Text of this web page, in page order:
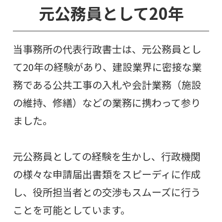
元公務員として20年
当事務所の代表行政書士は、元公務員とし
て20年の経験があり、建設業界に密接な業
務である公共工事の入札や会計業務（施設
の維持、修繕）などの業務に携わって参り
ました。
元公務員としての経験を生かし、行政機関
の様々な申請届出書類をスピーディに作成
し、役所担当者との交渉もスムーズに行う
ことを可能としています。